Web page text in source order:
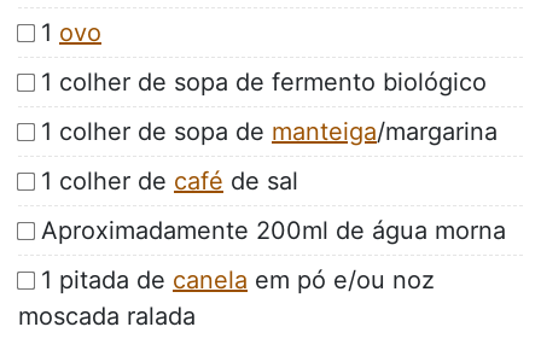
1 ovo
1 colher de sopa de fermento biológico
1 colher de sopa de manteiga/margarina
1 colher de café de sal
Aproximadamente 200ml de água morna
1 pitada de canela em pó e/ou noz
moscada ralada